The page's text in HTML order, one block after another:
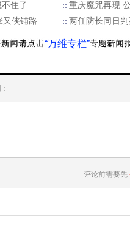
住了
重庆魔咒再现
又侠铺路
两任防长同日
“万维专栏”
评论前需要先